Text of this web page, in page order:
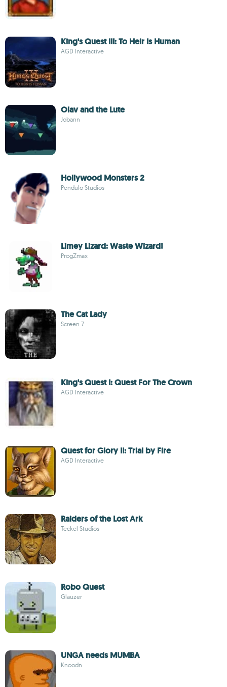
King's Quest III: To Heir Is Human
AGD Interactive
Olav and the Lute
Jobann
Hollywood Monsters 2
Pendulo Studios
Limey Lizard: Waste Wizard!
ProgZmax
The Cat Lady
Screen 7
King's Quest I: Quest For The Crown
AGD Interactive
Quest for Glory II: Trial by Fire
AGD Interactive
Raiders of the Lost Ark
Teckel Studios
Robo Quest
Glauzer
UNGA needs MUMBA
Knoodn